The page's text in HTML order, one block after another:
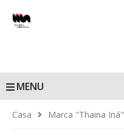
MENU
Casa Marca "Thaina Iná"